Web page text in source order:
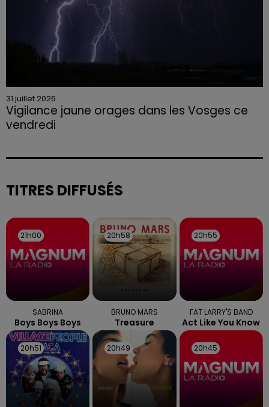
31 juillet 2026
Vigilance jaune orages dans les Vosges ce
vendredi
sont attendues en deuxième partie d'après-midi,
TITRES DIFFUSÉS
21h00
21h00
SABRINA
Boys Boys Boys
20h58
20h58
BRUNO MARS
Treasure
20h55
20h55
FAT LARRY'S BAND
Act Like You Know
20h51
20h51 20h49
20h49 20h45
20h45